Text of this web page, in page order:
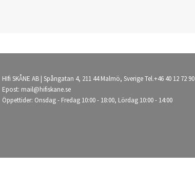
HIfi SKÅNE AB | Spångatan 4, 211 44 Malmö, Sverige Tel.+46 40 12 72 90
Epost: mail@hifiskane.se
Öppettider: Onsdag - Fredag 10:00 - 18:00, Lördag 10:00 - 14:00